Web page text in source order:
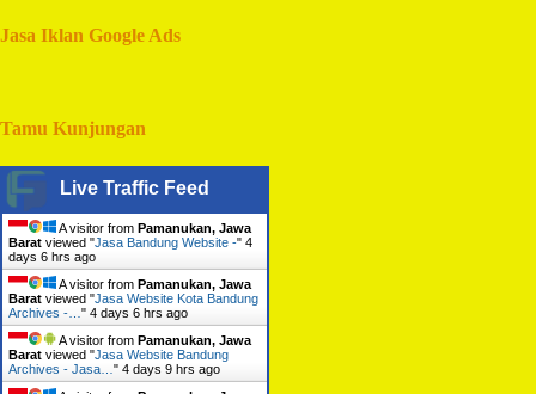
Jasa Iklan Google Ads
Tamu Kunjungan
Live Traffic Feed
A visitor from Pamanukan, Jawa
Barat viewed "Jasa Bandung Website -" 4
days 6 hrs ago
A visitor from Pamanukan, Jawa
Barat viewed "Jasa Website Kota Bandung
Archives -… " 4 days 6 hrs ago
A visitor from Pamanukan, Jawa
Barat viewed "Jasa Website Bandung
Archives - Jasa… " 4 days 9 hrs ago